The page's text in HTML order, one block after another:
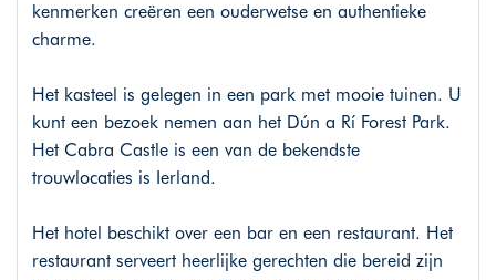
kenmerken creëren een ouderwetse en authentieke
charme.
Het kasteel is gelegen in een park met mooie tuinen. U
kunt een bezoek nemen aan het Dún a Rí Forest Park.
Het Cabra Castle is een van de bekendste
trouwlocaties is Ierland.
Het hotel beschikt over een bar en een restaurant. Het
restaurant serveert heerlijke gerechten die bereid zijn